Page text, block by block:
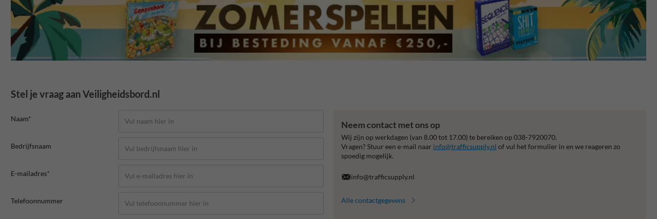
Stel je vraag aan Veiligheidsbord.nl
Naam*
Bedrijfsnaam
E-mailadres*
Telefoonnummer
Neem contact met ons op
Wij zijn op werkdagen (van 8.00 tot 17.00) te bereiken op 038-7920070.
Vragen? Stuur een e-mail naar info@trafficsupply.nl of vul het formulier in en we reageren zo
spoedig mogelijk.
info@trafficsupply.nl
Alle contactgegevens